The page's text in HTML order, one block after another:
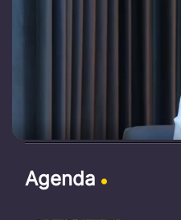
Agenda